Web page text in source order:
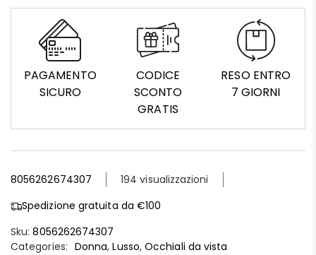
PAGAMENTO
SICURO
CODICE
SCONTO
GRATIS
RESO ENTRO
7 GIORNI
8056262674307
194 visualizzazioni
Spedizione gratuita da €100
Sku: 8056262674307
Categories: Donna,Lusso,Occhiali da vista